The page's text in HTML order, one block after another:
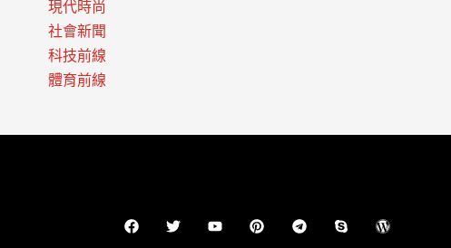
現代時尚
社會新聞
科技前線
體育前線